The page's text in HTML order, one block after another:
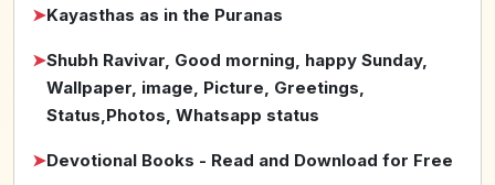
➤Kayasthas as in the Puranas
➤Shubh Ravivar, Good morning, happy Sunday,
Wallpaper, image, Picture, Greetings,
Status,Photos, Whatsapp status
➤Devotional Books - Read and Download for Free